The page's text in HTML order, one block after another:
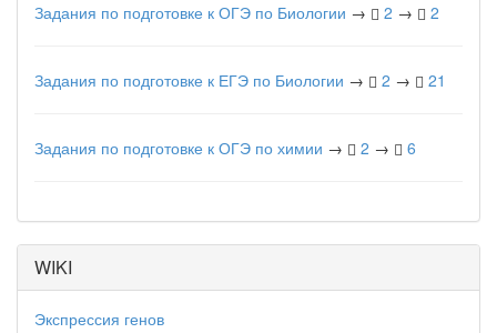
Задания по подготовке к ОГЭ по Биологии → 2 → 2
Задания по подготовке к ЕГЭ по Биологии → 2 → 21
Задания по подготовке к ОГЭ по химии → 2 → 6
WIKI
Экспрессия генов